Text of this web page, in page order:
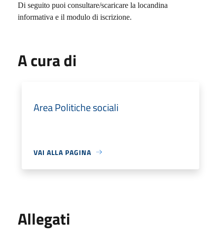
Di seguito puoi consultare/scaricare la locandina
informativa e il modulo di iscrizione.
A cura di
Area Politiche sociali
VAI ALLA PAGINA
Allegati